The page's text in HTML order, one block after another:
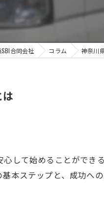
合同会社 コラム 神奈川
して始めることができ
本ステップと、成功へ